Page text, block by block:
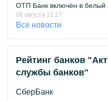
ОТП Банк включён в
06 августа 21:27
Все новости
Рейтинг банков
службы банков"
СберБанк